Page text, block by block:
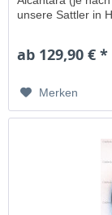
unsere Sattler in
ab 129,90 € *
Merken